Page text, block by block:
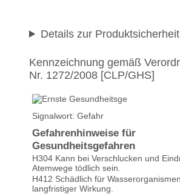
Details zur Produktsicherheit
Kennzeichnung gemäß
Nr. 1272/2008 [CLP/GHS]
Signalwort: Gefahr
Gefahrenhinweise für
Gesundheitsgefahren
H304 Kann bei Verschlucken und
Atemwege tödlich sein.
H412 Schädlich für
langfristiger Wirkung.